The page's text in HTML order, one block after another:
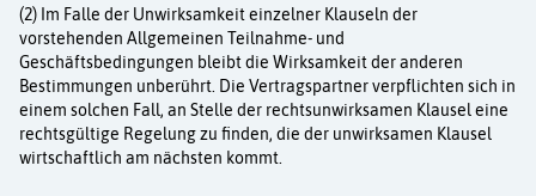
(2) Im Falle der Unwirksamkeit einzelner Klauseln der
vorstehenden Allgemeinen Teilnahme- und
Geschäftsbedingungen bleibt die Wirksamkeit der anderen
Bestimmungen unberührt. Die Vertragspartner verpflichten sich in
einem solchen Fall, an Stelle der rechtsunwirksamen Klausel eine
rechtsgültige Regelung zu finden, die der unwirksamen Klausel
wirtschaftlich am nächsten kommt.